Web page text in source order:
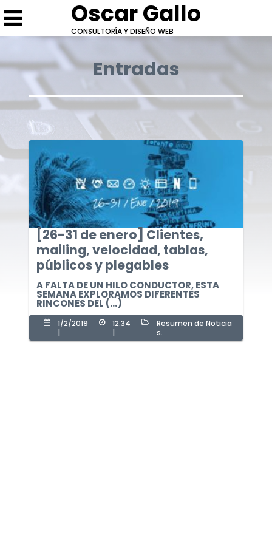
Oscar Gallo
CONSULTORÍA Y DISEÑO WEB
Entradas
[26-31 de enero] Clientes,
mailing, velocidad, tablas,
públicos y plegables
A FALTA DE UN HILO CONDUCTOR, ESTA
SEMANA EXPLORAMOS DIFERENTES
RINCONES DEL (...)
1/2/2019
|
12:34
|
Resumen de Noticia
s.
Escríbeme
Conversemos
* Campos obligatorios.
Cotización: [26-31 de enero] Clientes, mailing,
velocidad, tablas, públicos y plegables
* Campos obligatorios.